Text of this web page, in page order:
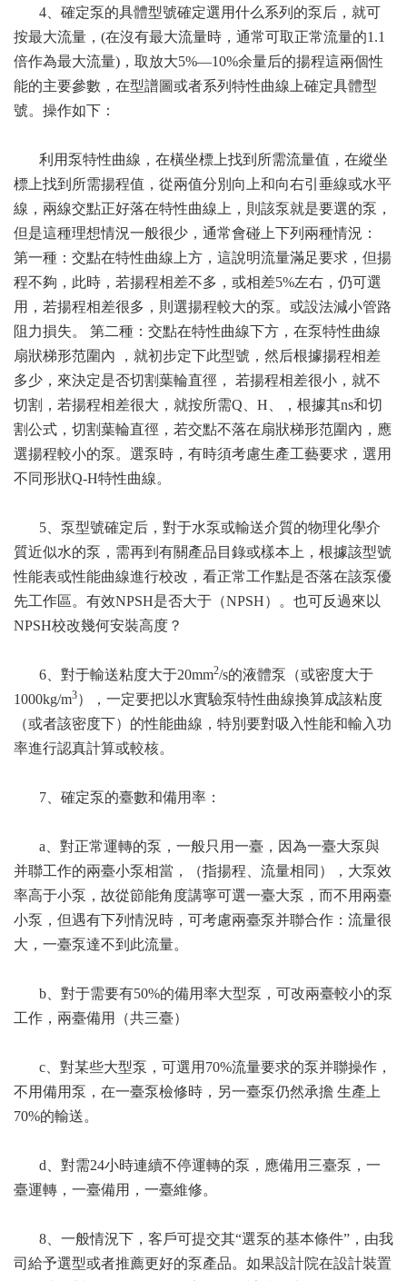
4、確定泵的具體型號確定選用什么系列的泵后，就可
按最大流量，(在沒有最大流量時，通常可取正常流量的1.1
倍作為最大流量)，取放大5%—10%余量后的揚程這兩個性
能的主要參數，在型譜圖或者系列特性曲線上確定具體型
號。操作如下：
利用泵特性曲線，在橫坐標上找到所需流量值，在縱坐
標上找到所需揚程值，從兩值分別向上和向右引垂線或水平
線，兩線交點正好落在特性曲線上，則該泵就是要選的泵，
但是這種理想情況一般很少，通常會碰上下列兩種情況：
第一種：交點在特性曲線上方，這說明流量滿足要求，但揚
程不夠，此時，若揚程相差不多，或相差5%左右，仍可選
用，若揚程相差很多，則選揚程較大的泵。或設法減小管路
阻力損失。 第二種：交點在特性曲線下方，在泵特性曲線
扇狀梯形范圍內 ，就初步定下此型號，然后根據揚程相差
多少，來決定是否切割葉輪直徑， 若揚程相差很小，就不
切割，若揚程相差很大，就按所需Q、H、，根據其ns和切
割公式，切割葉輪直徑，若交點不落在扇狀梯形范圍內，應
選揚程較小的泵。選泵時，有時須考慮生產工藝要求，選用
不同形狀Q-H特性曲線。
5、泵型號確定后，對于水泵或輸送介質的物理化學介
質近似水的泵，需再到有關產品目錄或樣本上，根據該型號
性能表或性能曲線進行校改，看正常工作點是否落在該泵優
先工作區。有效NPSH是否大于（NPSH）。也可反過來以
NPSH校改幾何安裝高度？
6、對于輸送粘度大于20mm2/s的液體泵（或密度大于
1000kg/m3），一定要把以水實驗泵特性曲線換算成該粘度
（或者該密度下）的性能曲線，特別要對吸入性能和輸入功
率進行認真計算或較核。
7、確定泵的臺數和備用率：
a、對正常運轉的泵，一般只用一臺，因為一臺大泵與
并聯工作的兩臺小泵相當，（指揚程、流量相同），大泵效
率高于小泵，故從節能角度講寧可選一臺大泵，而不用兩臺
小泵，但遇有下列情況時，可考慮兩臺泵并聯合作：流量很
大，一臺泵達不到此流量。
b、對于需要有50%的備用率大型泵，可改兩臺較小的泵
工作，兩臺備用（共三臺）
c、對某些大型泵，可選用70%流量要求的泵并聯操作，
不用備用泵，在一臺泵檢修時，另一臺泵仍然承擔 生產上
70%的輸送。
d、對需24小時連續不停運轉的泵，應備用三臺泵，一
臺運轉，一臺備用，一臺維修。
8、一般情況下，客戶可提交其“選泵的基本條件”，由我
司給予選型或者推薦更好的泵產品。如果設計院在設計裝置